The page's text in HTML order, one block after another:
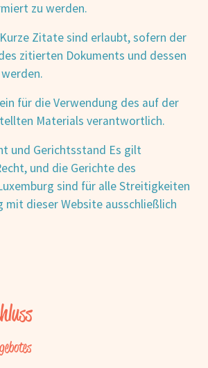
zu werden.
Zitate sind erlaubt, sofern der
zitierten Dokuments und dessen
für die Verwendung des auf der
Materials verantwortlich.
und Gerichtsstand Es gilt
und die Gerichte des
sind für alle Streitigkeiten
mit dieser Website ausschließlich